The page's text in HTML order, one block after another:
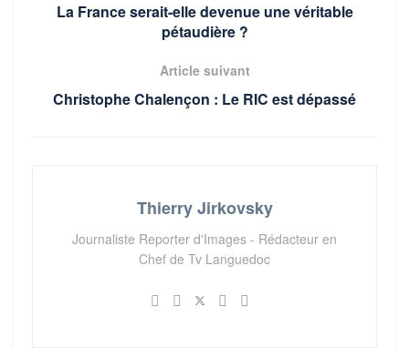
La France serait-elle devenue une véritable
pétaudière ?
Article suivant
Christophe Chalençon : Le RIC est dépassé
Thierry Jirkovsky
Journaliste Reporter d'Images - Rédacteur en
Chef de Tv Languedoc